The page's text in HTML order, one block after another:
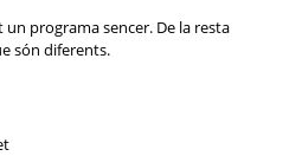
programa sencer. De la resta
són diferents.